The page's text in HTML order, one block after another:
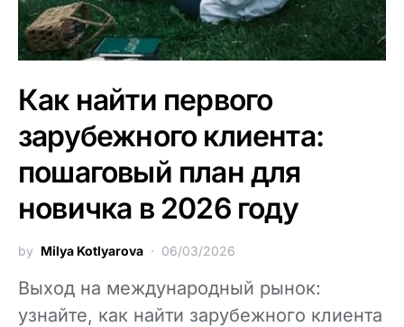
Как найти первого
зарубежного клиента:
пошаговый план для
новичка в 2026 году
by Milya Kotlyarova 06/03/2026
Выход на международный рынок:
узнайте, как найти зарубежного клиента